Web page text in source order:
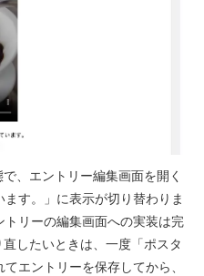
、エントリー編集画面を開く
す。」に表示が切り替わりま
リーの編集画面への実装は完
したいときは、一度「ポスタ
エントリーを保存してから、